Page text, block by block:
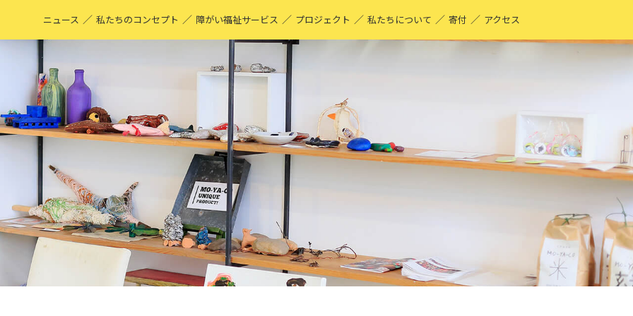
ニュース ／ 私たちのコンセプト ／ 障がい福祉サービス ／ プロジェクト
MO-YA-CO UNIQUE PRODUCT！
アーティストページ
MO-YA-CO キフ
／ 私たちについて ／ 寄付 ／ アクセス